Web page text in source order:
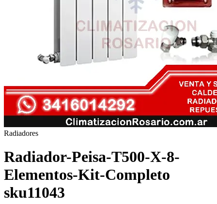
Radiadores
Radiador-Peisa-T500-X-8-
Elementos-Kit-Completo
sku11043